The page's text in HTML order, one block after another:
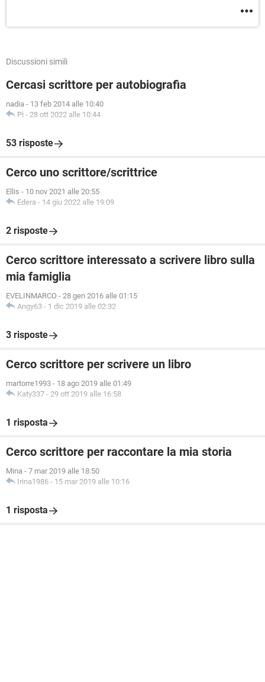
Discussioni simili
Cercasi scrittore per autobiografia
nadia - 13 feb 2014 alle 10:40
Pi - 28 ott 2022 alle 10:44
53 risposte
Cerco uno scrittore/scrittrice
Ellis - 10 nov 2021 alle 20:55
Edera - 14 giu 2022 alle 19:09
2 risposte
Cerco scrittore interessato a scrivere libro sulla
mia famiglia
EVELINMARCO - 28 gen 2016 alle 01:15
Angy63 - 1 dic 2019 alle 02:32
3 risposte
Cerco scrittore per scrivere un libro
martorre1993 - 18 ago 2019 alle 01:49
Katy337 - 29 ott 2019 alle 16:58
1 risposta
Cerco scrittore per raccontare la mia storia
Mina - 7 mar 2019 alle 18:50
Irina1986 - 15 mar 2019 alle 10:16
1 risposta